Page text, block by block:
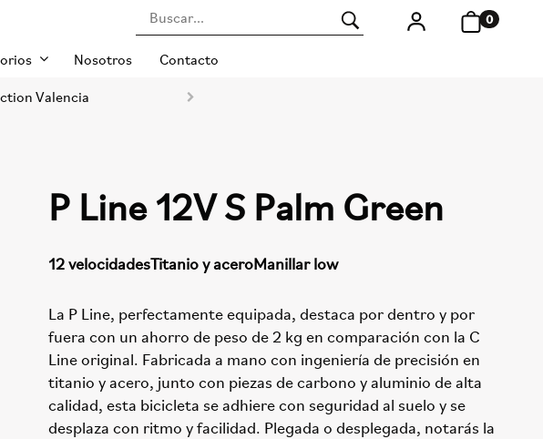
0
Nosotros Contacto
Valencia
P Line 12V S Palm Green
12 velocidadesTitanio y aceroManillar low
La P Line, perfectamente equipada, destaca por dentro y por
fuera con un ahorro de peso de 2 kg en comparación con la C
Line original. Fabricada a mano con ingeniería de precisión en
titanio y acero, junto con piezas de carbono y aluminio de alta
calidad, esta bicicleta se adhiere con seguridad al suelo y se
desplaza con ritmo y facilidad. Plegada o desplegada, notarás la